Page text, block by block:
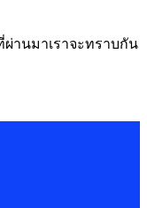
านมาเราจะทราบกัน